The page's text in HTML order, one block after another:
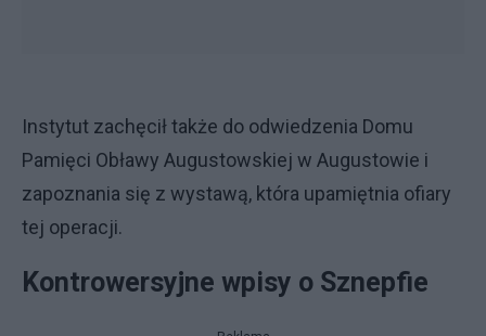
Instytut zachęcił także do odwiedzenia Domu
Pamięci Obławy Augustowskiej w Augustowie i
zapoznania się z wystawą, która upamiętnia ofiary
tej operacji.
Kontrowersyjne wpisy o Sznepfie